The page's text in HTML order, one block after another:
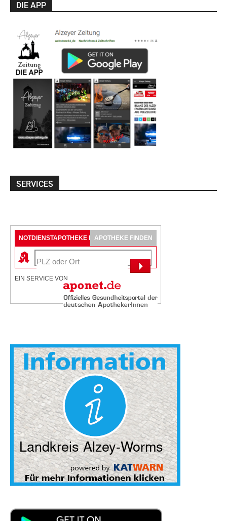
DIE APP
SERVICES
NOTDIENSTAPOTHEKE FINDENAPOTHEKE FINDEN
EIN SERVICE VON